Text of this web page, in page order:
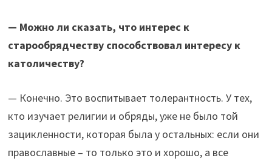
— Можно ли сказать, что интерес к
старообрядчеству способствовал интересу к
католичеству?
— Конечно. Это воспитывает толерантность. У тех,
кто изучает религии и обряды, уже не было той
зацикленности, которая была у остальных: если они
православные – то только это и хорошо, а все